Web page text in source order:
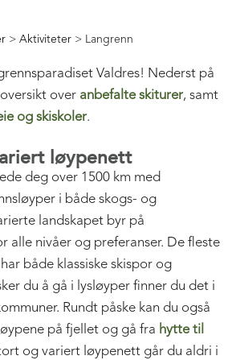
> Aktiviteter > Langrenn
Valdres! Nederst på
over anbefalte skiturer, samt
og skiskoler.
løypenett
deg over 1500 km med
i både skogs- og
landskapet byr på
alle nivåer og preferanser. De fleste
både klassiske skispor og
du å gå i lysløyper finner du det i
Rundt påske kan du også
på fjellet og gå fra hytte til
og variert løypenett går du aldri i